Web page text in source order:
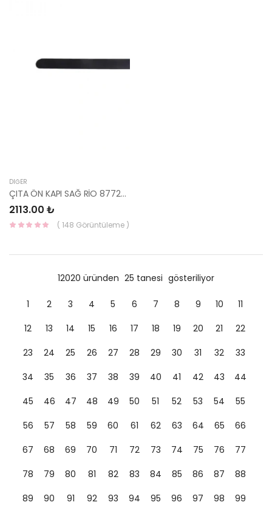
DIĞER
ÇITA ÖN KAPI SAĞ RİO 87722-1G010 05-11-HMC
2113.00 ₺
( 148 Görüntüleme )
12020 üründen 25 tanesi gösteriliyor
1 2 3 4 5 6 7 8 9 10
11
12
13 14 15 16 17 18 19 20 21
22
23
24 25 26 27 28 29 30 31 32
33
34
35 36 37 38 39 40 41 42 43
44
45
46 47 48 49 50 51 52 53 54
55
56
57 58 59 60 61 62 63 64 65
66
67
68 69 70 71 72 73 74 75 76
77
78
79 80 81 82 83 84 85 86 87
88
89
90 91 92 93 94 95 96 97 98
99